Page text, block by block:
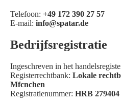
Telefoon: +49 172 390 27 57
E-mail: info@spatar.de
Bedrijfsregistratie
Ingeschreven in het
Registerrechtbank: Lokale
Mfcnchen
Registratienummer: HRB 279404